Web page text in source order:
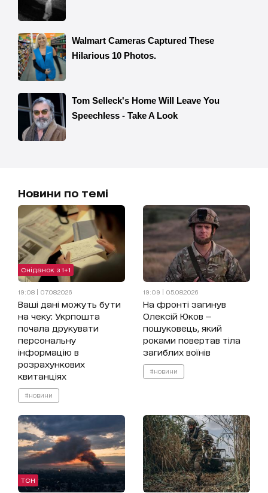
Новини по темі
Сніданок з 1+1
19:08 | 07.08.2026
Ваші дані можуть бути
на чеку: Укрпошта
почала друкувати
персональну
інформацію в
розрахункових
квитанціях
#новини
19:09 | 05.08.2026
На фронті загинув
Олексій Юков —
пошуковець, який
роками повертав тіла
загиблих воїнів
#новини
ТСН